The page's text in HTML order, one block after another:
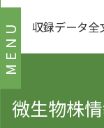
MENU 収録データ全
微生物株